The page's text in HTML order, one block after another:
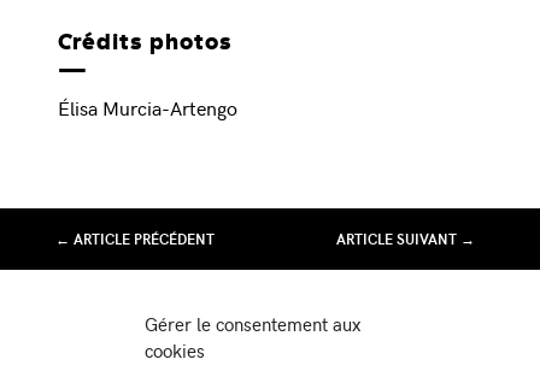
Gérer le consentement aux
cookies
Crédits photos
Élisa Murcia-Artengo
← ARTICLE PRÉCÉDENT ARTICLE SUIVANT →
Association Juste Ici